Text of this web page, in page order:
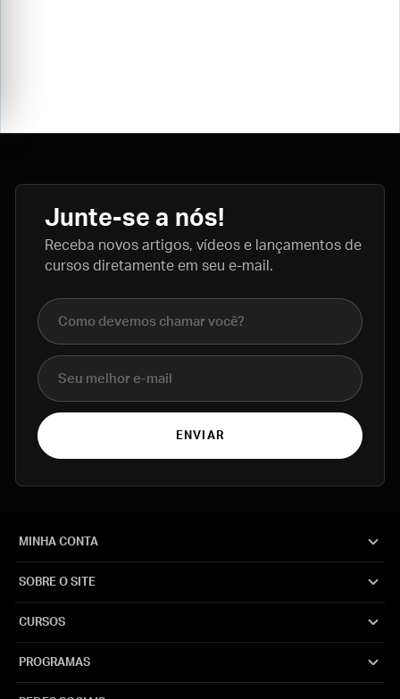
Junte-se a nós!
Receba novos artigos, vídeos e lançamentos de
cursos diretamente em seu e-mail.
Nome completo
E-mail
ENVIAR
MINHA CONTA
SOBRE O SITE
CURSOS
PROGRAMAS